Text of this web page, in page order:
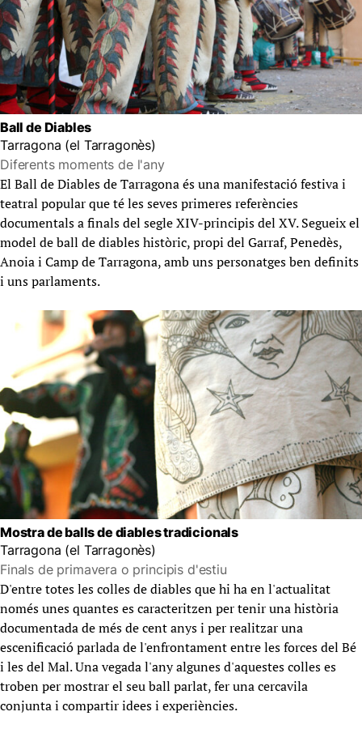
Ball de Diables
Tarragona (el Tarragonès)
Diferents moments de l'any
El Ball de Diables de Tarragona és una manifestació festiva i
teatral popular que té les seves primeres referències
documentals a finals del segle XIV-principis del XV. Segueix el
model de ball de diables històric, propi del Garraf, Penedès,
Anoia i Camp de Tarragona, amb uns personatges ben definits
i uns parlaments.
Mostra de balls de diables tradicionals
Tarragona (el Tarragonès)
Finals de primavera o principis d'estiu
D'entre totes les colles de diables que hi ha en l'actualitat
només unes quantes es caracteritzen per tenir una història
documentada de més de cent anys i per realitzar una
escenificació parlada de l'enfrontament entre les forces del Bé
i les del Mal. Una vegada l'any algunes d'aquestes colles es
troben per mostrar el seu ball parlat, fer una cercavila
conjunta i compartir idees i experiències.